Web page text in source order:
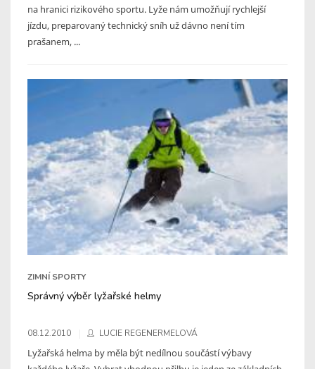
na hranici rizikového sportu. Lyže nám umožňují rychlejší
jízdu, preparovaný technický sníh už dávno není tím
prašanem, ...
ZIMNÍ SPORTY
Správný výběr lyžařské helmy
08.12.2010 LUCIE REGENERMELOVÁ
Lyžařská helma by měla být nedílnou součástí výbavy